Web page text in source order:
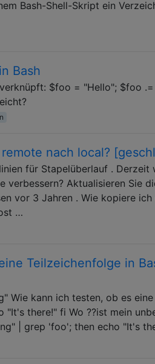
Bash-Shell-Skript ein
Bash
$foo = "Hello"; $foo
nach local?
für Stapelüberlauf . Derzeit
Aktualisieren Sie
vor 3 Jahren . Wie kopiere ich
…
Teilzeichenfolge in
Wie kann ich testen, ob es
there!" fi Wo ??ist mein
| grep 'foo'; then echo "It's